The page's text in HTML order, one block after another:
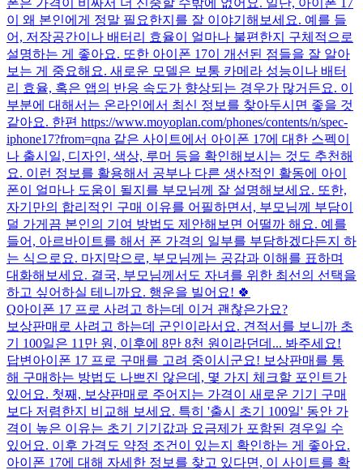
이 왜 본인에게 정말 필요한지를 잘 이야기해보세요. 예를 들
어, 저장공간이나 배터리 효율이 얼마나 불편한지 구체적으로
설명하는 게 좋아요. 또한 아이폰 17이 개선된 점들을 잘 알아
보는 게 중요해요. 새로운 모델은 보통 카메라 성능이나 배터
리 효율, 혹은 앱의 반응 속도가 향상되는 경우가 많거든요. 이
부분에 대해서는 온라인에서 최신 정보를 찾아두시면 좋을 것
같아요. 한편 https://www.moyoplan.com/phones/contents/n/spec-
iphone17?from=qna 같은 사이트에서 아이폰 17에 대한 스펙이
나 출시일, 디자인, 색상, 루머 등을 확인해보시는 것도 추천해
요. 이런 정보를 활용해서 공부나 다른 생산적인 활동에 아이
폰이 얼마나 도움이 될지를 부모님께 잘 설명해보세요. 또한,
자기만의 합리적인 구매 이유를 어필하면서, 부모님께 부담이
덜 가게끔 본인의 기여 방법도 제안해보면 어떨까 해요. 예를
들어, 아르바이트를 해서 폰 가격의 일부를 부담하겠다든지 하
는 식으로요. 마지막으로, 부모님께는 공감과 이해를 표하며
대화해보세요. 결국, 부모님께서도 자녀를 위한 최선의 선택을
하고 싶어하실 테니까요. 행운을 빌어요! 🍀
Q아이폰 17 프로 사려고 하는데 이거 괜찮은가요?
보상판매로 사려고 하는데 군인이라서요. 견적서를 보니까 초
기 100일은 11만 원, 이후에 8만 8천 원이라던데... 봐주세요!
답변 아이폰 17 프로 구매를 고려 중이시군요! 보상판매를 통
해 구매하는 방법도 나쁘진 않은데, 몇 가지 체크할 포인트가
있어요. 첫째, 보상판매로 주어지는 가격이 새로운 기기 구매
보다 저렴한지 비교해 보세요. 특히 '출시 초기 100일' 동안 가
격이 높은 이유는 초기 기기값과 요금제가 포함된 경우일 수
있어요. 이후 가격도 약정 조건이 있는지 확인하는 게 좋아요.
아이폰 17에 대해 자세한 정보를 찾고 있다면, 이 사이트를 확